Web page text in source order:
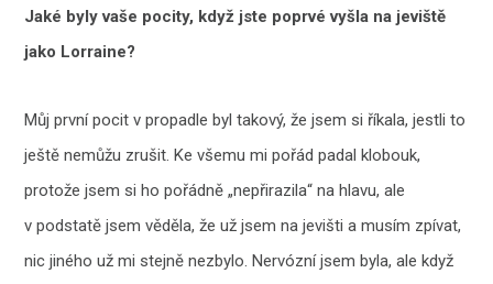
Jaké byly vaše pocity, když jste poprvé vyšla na jeviště
jako Lorraine?
Můj první pocit v propadle byl takový, že jsem si říkala, jestli to
ještě nemůžu zrušit. Ke všemu mi pořád padal klobouk,
protože jsem si ho pořádně „nepřirazila“ na hlavu, ale
v podstatě jsem věděla, že už jsem na jevišti a musím zpívat,
nic jiného už mi stejně nezbylo. Nervózní jsem byla, ale když